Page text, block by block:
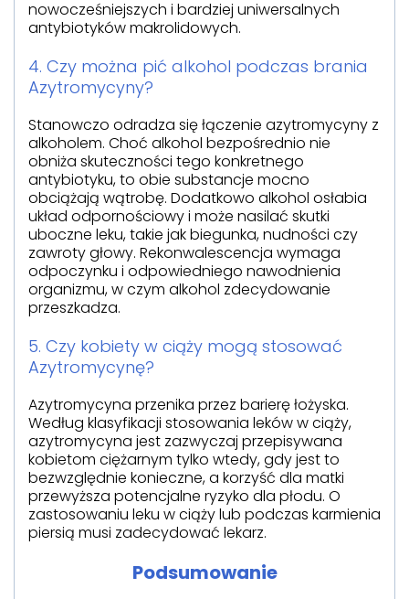
nowocześniejszych i bardziej uniwersalnych
antybiotyków makrolidowych.
4. Czy można pić alkohol podczas brania
Azytromycyny?
Stanowczo odradza się łączenie azytromycyny z
alkoholem. Choć alkohol bezpośrednio nie
obniża skuteczności tego konkretnego
antybiotyku, to obie substancje mocno
obciążają wątrobę. Dodatkowo alkohol osłabia
układ odpornościowy i może nasilać skutki
uboczne leku, takie jak biegunka, nudności czy
zawroty głowy. Rekonwalescencja wymaga
odpoczynku i odpowiedniego nawodnienia
organizmu, w czym alkohol zdecydowanie
przeszkadza.
5. Czy kobiety w ciąży mogą stosować
Azytromycynę?
Azytromycyna przenika przez barierę łożyska.
Według klasyfikacji stosowania leków w ciąży,
azytromycyna jest zazwyczaj przepisywana
kobietom ciężarnym tylko wtedy, gdy jest to
bezwzględnie konieczne, a korzyść dla matki
przewyższa potencjalne ryzyko dla płodu. O
zastosowaniu leku w ciąży lub podczas karmienia
piersią musi zadecydować lekarz.
Podsumowanie